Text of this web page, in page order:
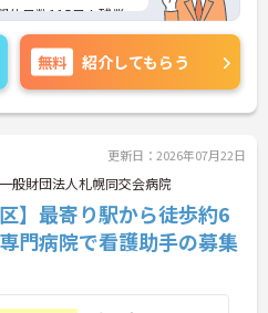
休日数115日！残業
大切にできます！
ントなど、さらに詳
ご相談ください。
無料 紹介してもらう
更新日：2026年07月22日
一般財団法人札幌同交会病院
】最寄り駅から徒歩約6
門病院で看護助手の募集